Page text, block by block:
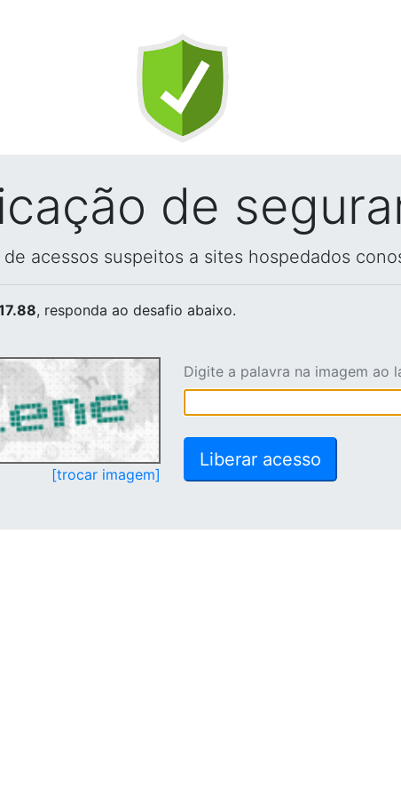
de
acessos suspeitos a sites hospedados
, responda ao desafio abaixo.
[trocar imagem]
Digite a palavra na imagem ao